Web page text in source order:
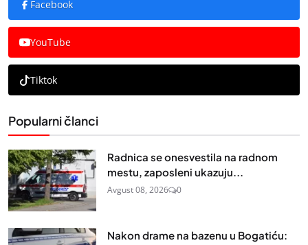
Facebook
YouTube
Tiktok
Popularni članci
Radnica se onesvestila na radnom
mestu, zaposleni ukazuju...
Avgust 08, 2026 0
Nakon drame na bazenu u Bogatiću: